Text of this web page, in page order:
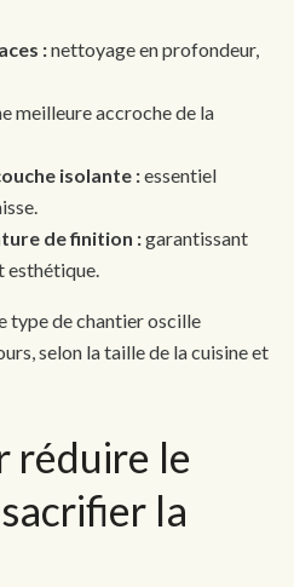
:nettoyage en profondeur,
meilleure accroche de la
isolante :essentiel
de finition :garantissant
esthétique.
type de chantier oscille
selon la taille de la cuisine et
réduire le
la